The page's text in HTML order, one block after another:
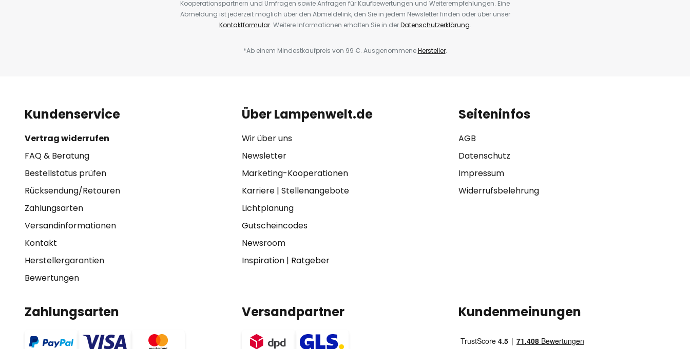
Kooperationspartnern und Umfragen sowie Anfragen für Kaufbewertungen und Weiterempfehlungen. Eine
Abmeldung ist jederzeit möglich über den Abmeldelink, den Sie in jedem Newsletter finden oder über unser
Kontaktformular. Weitere Informationen erhalten Sie in derDatenschutzerklärung.
*Ab einem Mindestkaufpreis von 99 €. AusgenommeneHersteller.
Kundenservice
Vertrag widerrufen
FAQ & Beratung
Bestellstatus prüfen
Rücksendung/Retouren
Zahlungsarten
Versandinformationen
Kontakt
Herstellergarantien
Bewertungen
Über Lampenwelt.de
Wir über uns
Newsletter
Marketing-Kooperationen
Karriere| Stellenangebote
Lichtplanung
Gutscheincodes
Newsroom
Inspiration| Ratgeber
Seiteninfos
AGB
Datenschutz
Impressum
Widerrufsbelehrung
Zahlungsarten Versandpartner Kundenmeinungen